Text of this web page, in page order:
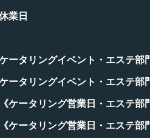
業日
タリングイベント・エステ部
タリングイベント・エステ部
ータリング営業日・エステ部
ータリング営業日・エステ部